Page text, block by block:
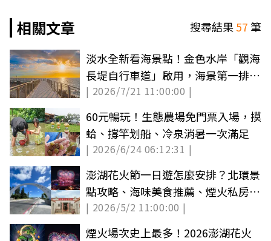
相關文章
搜尋結果57筆
淡水全新看海景點！金色水岸「觀海
長堤自行車道」啟用，海景第一排美
拍日落
| 2026/7/21 11:00:00 |
60元暢玩！生態農場免門票入場，摸
蛤、撐竿划船、冷泉消暑一次滿足
| 2026/6/24 06:12:31 |
澎湖花火節一日遊怎麼安排？北環景
點攻略、海味美食推薦、煙火私房景
點一次看
| 2026/5/2 11:00:00 |
煙火場次史上最多！2026澎湖花火